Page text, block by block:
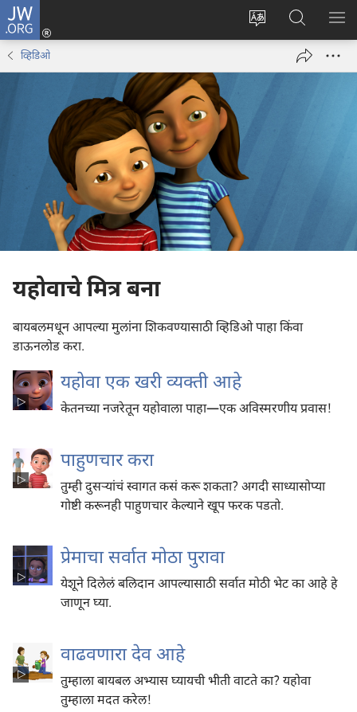
JW.ORG
साइटची
लॉग
इन
JW.ORG
वर
शोधा
मेनू
व्हिडिओ
यहोवाचे मित्र बना
बायबलमधून आपल्या मुलांना शिकवण्यासाठी व्हिडिओ पाहा किंवा
डाऊनलोड करा.
यहोवा एक खरी व्यक्‍ती आहे
केतनच्या नजरेतून यहोवाला पाहा—एक अविस्मरणीय प्रवास!
पाहुणचार करा
तुम्ही दुसऱ्‍यांचं स्वागत कसं करू शकता? अगदी साध्यासोप्या
गोष्टी करूनही पाहुणचार केल्याने खूप फरक पडतो.
प्रेमाचा सर्वात मोठा पुरावा
येशूने दिलेलं बलिदान आपल्यासाठी सर्वात मोठी भेट का आहे हे
जाणून घ्या.
वाढवणारा देव आहे
तुम्हाला बायबल अभ्यास घ्यायची भीती वाटते का? यहोवा
तुम्हाला मदत करेल!